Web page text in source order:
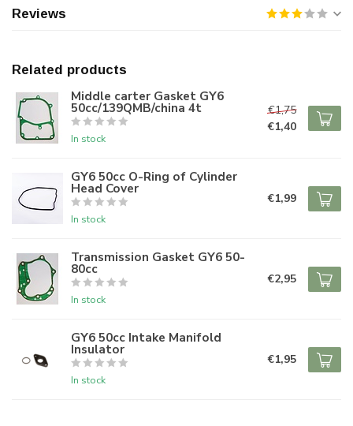
Reviews
Related products
Middle carter Gasket GY6
50cc/139QMB/china 4t
In stock
€1,75
€1,40
GY6 50cc O-Ring of Cylinder
Head Cover
In stock
€1,99
Transmission Gasket GY6 50-
80cc
In stock
€2,95
GY6 50cc Intake Manifold
Insulator
In stock
€1,95